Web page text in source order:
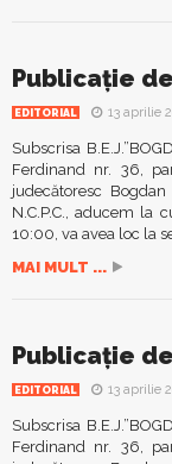
Publicație
EDITORIAL 13 aprilie
Subscrisa
Ferdinand nr. 36,
judecătoresc
N.C.P.C., aducem la
10:00, va avea loc la
MAI MULT ...
Publicație
EDITORIAL 13 aprilie
Subscrisa
Ferdinand nr. 36,